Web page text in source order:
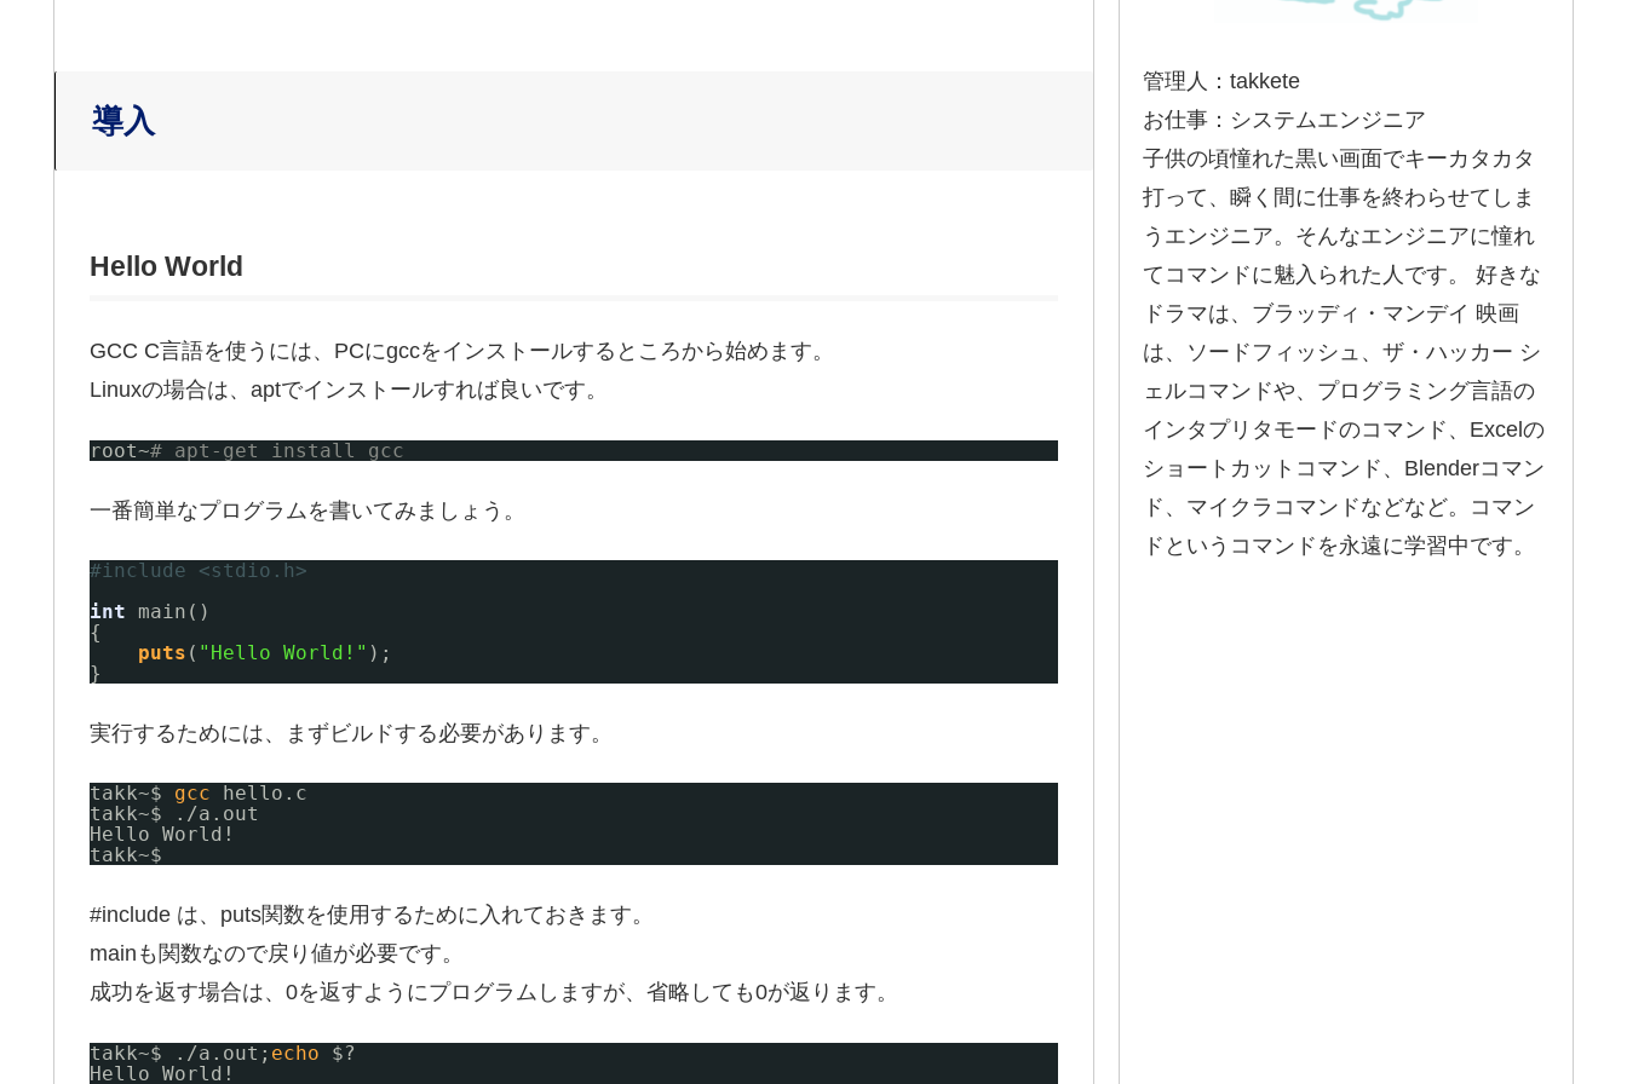
導入
Hello World
GCC C言語を使うには、PCにgccをインストールするところから始めます。
Linuxの場合は、aptでインストールすれば良いです。
root~# apt-get install gcc
一番簡単なプログラムを書いてみましょう。
#include <stdio.h>
int
main()
{
puts ( "Hello World!" );
}
実行するためには、まずビルドする必要があります。
takk~$ gcc
hello.c
takk~$ . /a .out
Hello World!
takk~$
#include は、puts関数を使用するために入れておきます。
mainも関数なので戻り値が必要です。
成功を返す場合は、0を返すようにプログラムしますが、省略しても0が返ります。
takk~$ . /a .out; echo
$?
Hello World!
管理人：takkete
お仕事：システムエンジニア
子供の頃憧れた黒い画面でキーカタカタ
打って、瞬く間に仕事を終わらせてしま
うエンジニア。そんなエンジニアに憧れ
てコマンドに魅入られた人です。 好きな
ドラマは、ブラッディ・マンデイ 映画
は、ソードフィッシュ、ザ・ハッカー シ
ェルコマンドや、プログラミング言語の
インタプリタモードのコマンド、Excelの
ショートカットコマンド、Blenderコマン
ド、マイクラコマンドなどなど。コマン
ドというコマンドを永遠に学習中です。